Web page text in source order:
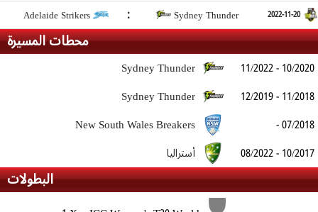
Adelaide Strikers : Sydney Thunder 2022-11-20
محطات المسيرة
Sydney Thunder
11/2022 - 10/2020
Sydney Thunder
12/2019 - 11/2018
New South Wales Breakers
- 07/2018
أستراليا
08/2022 - 10/2017
البطولات